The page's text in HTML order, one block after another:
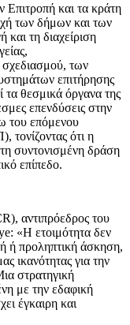
Επιτροπή και τα κράτη
των δήμων και των
τη διαχείριση
των
επιτήρησης
θεσμικά όργανα της
επενδύσεις στην
του επόμενου
τονίζοντας ότι η
συντονισμένη δράση
επίπεδο.
αντιπρόεδρος του
«Η ετοιμότητα δεν
ή προληπτική άσκηση,
ικανότητας για την
στρατηγική
με την εδαφική
έγκαιρη και